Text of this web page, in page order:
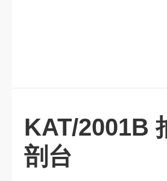
KAT/2001B
剖台